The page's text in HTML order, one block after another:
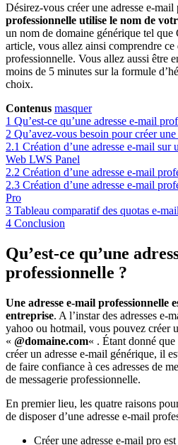
Désirez-vous créer une adresse e-mail
professionnelle utilise le nom de
un nom de domaine générique tel
article, vous allez ainsi comprendre ce
professionnelle. Vous allez aussi être
moins de 5 minutes sur la formule
choix.
Contenus masquer
1 Qu’est-ce qu’une adresse e-mail
2 Qu’avez-vous besoin pour créer
2.1 Création d’une adresse e-mail sur
Web LWS Panel
2.2 Création d’une adresse e-mail
2.3 Création d’une adresse e-mail
Pro
3 Tableau comparatif des quotas e-
4 Conclusion
Qu’est-ce qu’une
professionnelle ?
Une adresse e-mail professionnelle
entreprise. A l’instar des adresses e-
yahoo ou hotmail, vous pouvez créer
« @domaine.com« . Étant donné
créer un adresse e-mail générique, il
de faire confiance à ces adresses de
de messagerie professionnelle.
En premier lieu, les quatre raisons
de disposer d’une adresse e-mail
Créer une adresse e-mail pro